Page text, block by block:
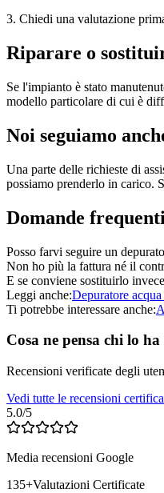
3. Chiedi una valutazione
Riparare o
Se l'impianto è stato
modello particolare di cui è
Noi seguiamo
Una parte delle richieste di
possiamo prenderlo in carico.
Domande frequenti
Posso farvi seguire un
Non ho più la fattura né il
E se conviene sostituirlo
Leggi anche:Depuratore
Ti potrebbe interessare anche:
Cosa ne pensa chi lo
Recensioni verificate degli
Vedi tutte le recensioni
5.0/5
Media recensioni Google
135+Valutazioni Certificate